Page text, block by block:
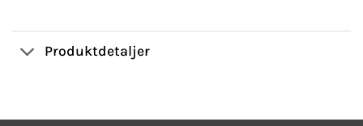
Produktdetaljer